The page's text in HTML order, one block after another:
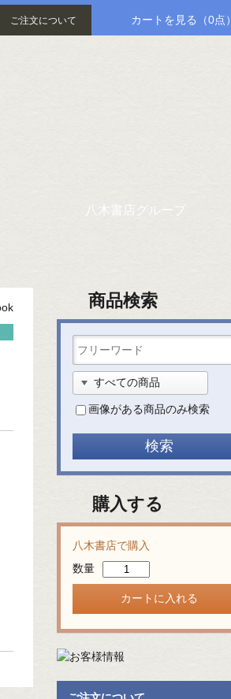
ご注文について カートを見る （0点）
八木書店グループ
商品検索
画像がある商品のみ検索
購入する
八木書店で購入
数量